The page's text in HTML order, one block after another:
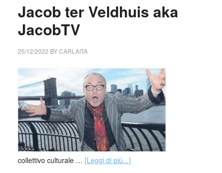
Jacob ter Veldhuis aka
JacobTV
25/12/2022 BYCARLAITA
collettivo culturale … [Leggi di più...]